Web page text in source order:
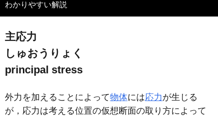
わかりやすい解説
主応力
しゅおうりょく
principal stress
外力を加えることによって物体には応力が生じる
が，応力は考える位置の仮想断面の取り方によって